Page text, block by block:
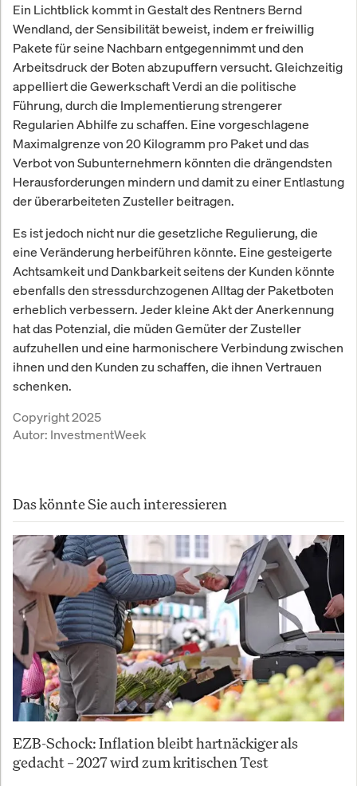
Ein Lichtblick kommt in Gestalt des Rentners Bernd
Wendland, der Sensibilität beweist, indem er freiwillig
Pakete für seine Nachbarn entgegennimmt und den
Arbeitsdruck der Boten abzupuffern versucht. Gleichzeitig
appelliert die Gewerkschaft Verdi an die politische
Führung, durch die Implementierung strengerer
Regularien Abhilfe zu schaffen. Eine vorgeschlagene
Maximalgrenze von 20 Kilogramm pro Paket und das
Verbot von Subunternehmern könnten die drängendsten
Herausforderungen mindern und damit zu einer Entlastung
der überarbeiteten Zusteller beitragen.
Es ist jedoch nicht nur die gesetzliche Regulierung, die
eine Veränderung herbeiführen könnte. Eine gesteigerte
Achtsamkeit und Dankbarkeit seitens der Kunden könnte
ebenfalls den stressdurchzogenen Alltag der Paketboten
erheblich verbessern. Jeder kleine Akt der Anerkennung
hat das Potenzial, die müden Gemüter der Zusteller
aufzuhellen und eine harmonischere Verbindung zwischen
ihnen und den Kunden zu schaffen, die ihnen Vertrauen
schenken.
Copyright 2025
Autor: InvestmentWeek
Das könnte Sie auch interessieren
EZB-Schock: Inflation bleibt hartnäckiger als
gedacht – 2027 wird zum kritischen Test